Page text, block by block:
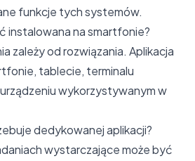
funkcje tych systemów.
instalowana na smartfonie?
zależy od rozwiązania. Aplikacja
tablecie, terminalu
wykorzystywanym w
dedykowanej aplikacji?
wystarczające może być